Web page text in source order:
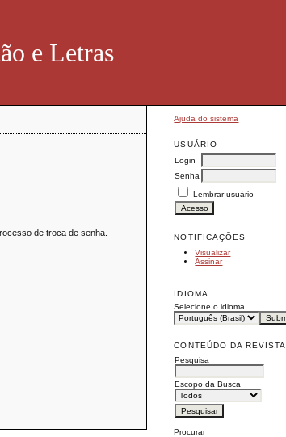
e Letras
Ajuda do sistema
USUÁRIO
Login
Senha
Lembrar usuário
NOTIFICAÇÕES
Visualizar
Assinar
IDIOMA
Selecione o idioma
CONTEÚDO DA REVISTA
Pesquisa
Escopo da Busca
Procurar
de troca de senha.